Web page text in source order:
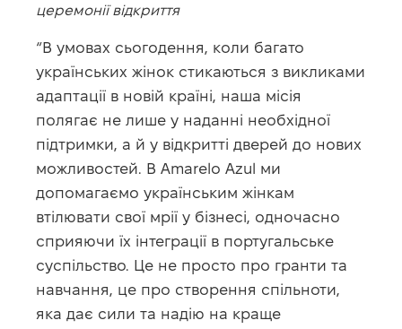
церемонії відкриття
“В умовах сьогодення, коли багато
українських жінок стикаються з викликами
адаптації в новій країні, наша місія
полягає не лише у наданні необхідної
підтримки, а й у відкритті дверей до нових
можливостей. В Amarelo Azul ми
допомагаємо українським жінкам
втілювати свої мрії у бізнесі, одночасно
сприяючи їх інтеграції в португальське
суспільство. Це не просто про гранти та
навчання, це про створення спільноти,
яка дає сили та надію на краще